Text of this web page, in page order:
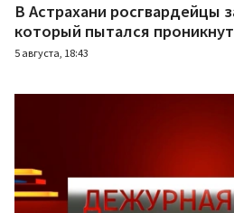
В Астрахани росгвардейцы
который пытался
5 августа, 18:43